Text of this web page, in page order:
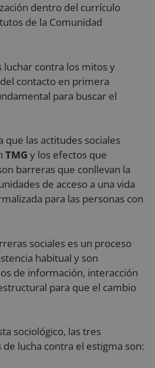
dentro del currículo
de la Comunidad
luchar contra los mitos y
contacto en primera
para buscar el
que las actitudes sociales
TMG y los efectos que
barreras que conllevan la
de acceso a una vida
para las personas con
sociales es un proceso
habitual y son
de información, interacción
para que el cambio
sociológico, las tres
lucha contra el estigma son: